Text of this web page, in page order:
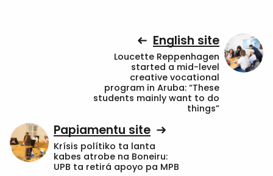
English site
Loucette Reppenhagen
started a mid-level
creative vocational
program in Aruba: “These
students mainly want to do
things”
Papiamentu site
Krísis polítiko ta lanta
kabes atrobe na Boneiru:
UPB ta retirá apoyo pa MPB